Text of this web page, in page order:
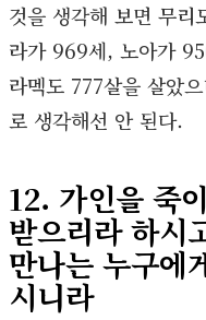
것을 생각해 보면 무
라가 969세, 노아가
라멕도 777살을 살았
로 생각해선 안 된다.
12. 가인을 죽
받으리라 하시
만나는 누구에
시니라